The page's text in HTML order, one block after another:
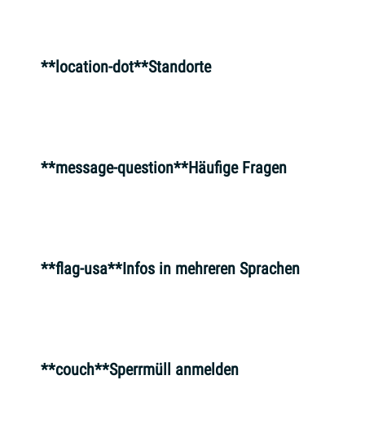
**location-dot**Standorte
**message-question**Häufige Fragen
**flag-usa**Infos in mehreren Sprachen
**couch**Sperrmüll anmelden